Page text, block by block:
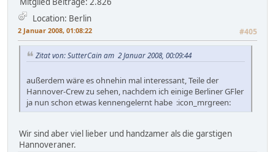
Location: Berlin
2 Januar 2008, 01:08:22 #405
Zitat von: SutterCain am 2 Januar 2008, 00:09:44
außerdem wäre es ohnehin mal interessant, Teile der
Hannover-Crew zu sehen, nachdem ich einige Berliner GFler
ja nun schon etwas kennengelernt habe :icon_mrgreen:
Wir sind aber viel lieber und handzamer als die garstigen
Hannoveraner.